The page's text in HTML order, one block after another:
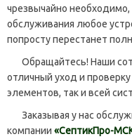
чрезвычайно необходимо,
обслуживания любое
попросту перестанет
Обращайтесь! Наши
отличный уход и
элементов, так и всей
Заказывая у нас
компании «СептикПро-